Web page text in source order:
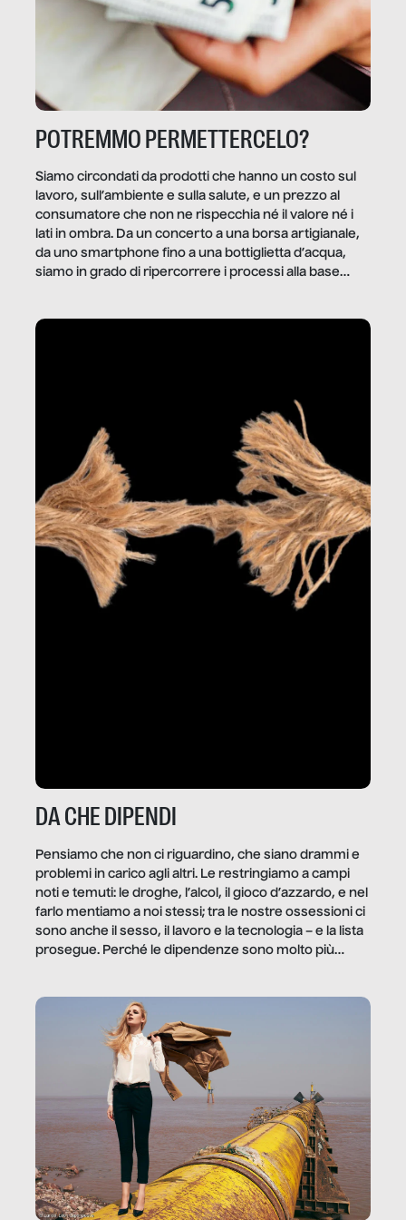
POTREMMO PERMETTERCELO?
Siamo circondati da prodotti che hanno un costo sul
lavoro, sull’ambiente e sulla salute, e un prezzo al
consumatore che non ne rispecchia né il valore né i
lati in ombra. Da un concerto a una borsa artigianale,
da uno smartphone fino a una bottiglietta d’acqua,
siamo in grado di ripercorrere i processi alla base
dietro gli oggetti e i servizi che fanno la nostra vita
DA CHE DIPENDI
Pensiamo che non ci riguardino, che siano drammi e
problemi in carico agli altri. Le restringiamo a campi
noti e temuti: le droghe, l’alcol, il gioco d’azzardo, e nel
farlo mentiamo a noi stessi; tra le nostre ossessioni ci
sono anche il sesso, il lavoro e la tecnologia – e la lista
prosegue. Perché le dipendenze sono molto più
trae un guadagno. In questo reportage vediamo
quale e come.